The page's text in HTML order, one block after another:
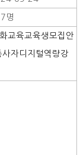
명
교육교육생모집안
자디지털역량강